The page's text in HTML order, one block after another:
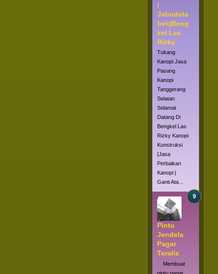
i
Jabodeta
bek|Beng
kel Las
Rizky
Tukang
Kanopi Jasa
Pasang
Kanopi
Tanggerang
Selatan
Selamat
Datang Di
Bengkel Las
Rizky Kanopi
Konstruksi
|Jasa
Perbaikan
Kanopi |
Ganti Ata...
Pintu
Jendela
Pagar
Teralis
Membuat